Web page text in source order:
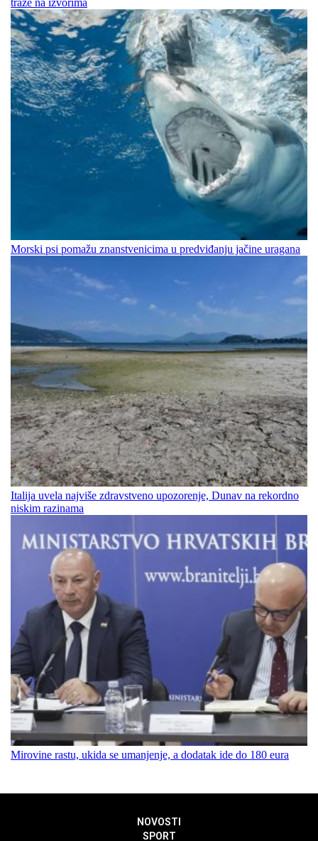
traže na izvorima
Morski psi pomažu znanstvenicima u predviđanju jačine uragana
Italija uvela najviše zdravstveno upozorenje, Dunav na rekordno
niskim razinama
Mirovine rastu, ukida se umanjenje, a dodatak ide do 180 eura
NOVOSTI
SPORT